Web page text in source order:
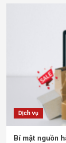
Dịch vụ
Bí mật nguồn